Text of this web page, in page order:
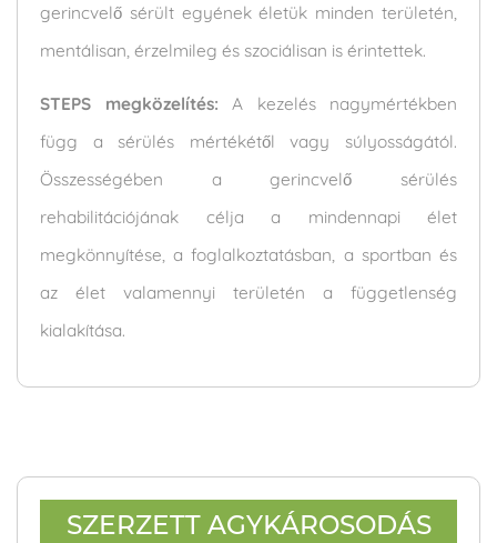
gerincvelő sérült egyének életük minden területén,
mentálisan, érzelmileg és szociálisan is érintettek.
STEPS megközelítés: A kezelés nagymértékben
függ a sérülés mértékétől vagy súlyosságától.
Összességében a gerincvelő sérülés
rehabilitációjának célja a mindennapi élet
megkönnyítése, a foglalkoztatásban, a sportban és
az élet valamennyi területén a függetlenség
kialakítása.
SZERZETT AGYKÁROSODÁS